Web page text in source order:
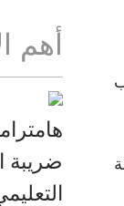
أهم
ضريبة